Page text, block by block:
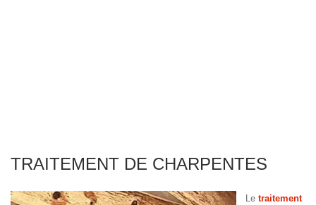
TRAITEMENT DE CHARPENTES
Le traitement